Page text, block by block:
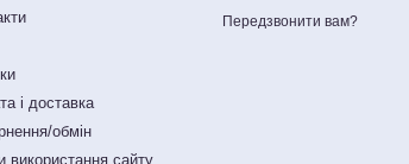
і доставка
обмін
використання сайту
Передзвонити вам?